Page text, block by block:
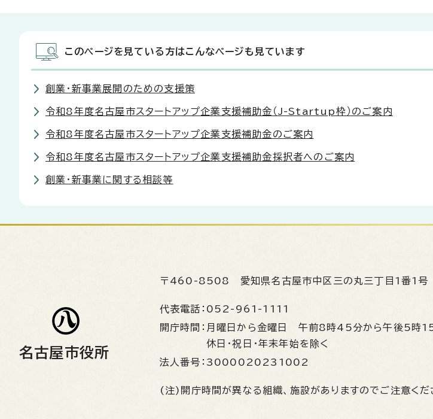
このページを見ている方はこんなページも見ています
創業・新事業展開のための支援策
令和8年度名古屋市スタートアップ企業支援補助金（J-Startup枠）のご案内
令和8年度名古屋市スタートアップ企業支援補助金のご案内
令和8年度名古屋市スタートアップ企業支援補助金採択者へのご案内
創業・新事業に関する相談等
名古屋市役所
〒460-8508 愛知県名古屋市中区三の丸三丁目1番1号
代表電話： 052-961-1111
開庁時間： 月曜日から金曜日 午前8時45分から午後5時
休日・祝日・年末年始を除く
法人番号： 3000020231002
(注)開庁時間が異なる組織、施設がありますのでご注意くだ